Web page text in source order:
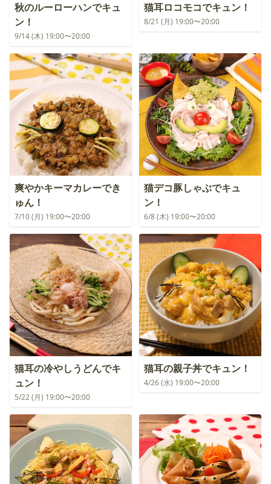
秋のルーローハンでキュ
ン！
9/14 (木) 19:00〜20:00
猫耳ロコモコでキュン！
8/21 (月) 19:00〜20:00
爽やかキーマカレーでき
ゅん！
7/10 (月) 19:00〜20:00
猫デコ豚しゃぶでキュ
ン！
6/8 (木) 19:00〜20:00
猫耳の冷やしうどんでキ
ュン！
5/22 (月) 19:00〜20:00
猫耳の親子丼でキュン！
4/26 (水) 19:00〜20:00